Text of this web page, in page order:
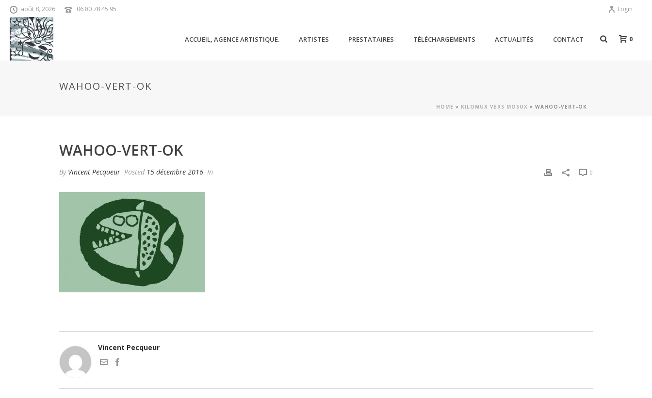
août 8, 2026 06 80 78 45 95 Login
ACCUEIL, AGENCE ARTISTIQUE. ARTISTES PRESTATAIRES TÉLÉCHARGEMENTS ACTUALITÉS CONTACT 0
WAHOO-VERT-OK
HOME » KILOMUX VERS MOSUX » WAHOO-VERT-OK
WAHOO-VERT-OK
By Vincent Pecqueur Posted 15 décembre 2016 In 0
Vincent Pecqueur